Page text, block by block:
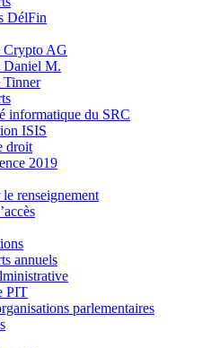
DélFin
AG
M.
informatique du SRC
ISIS
droit
2019
renseignement
annuels
PIT
parlementaires